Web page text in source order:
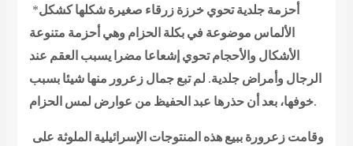
*أحزمة جلدية تحوي خرزة زرقاء صغيرة شكلها كشكل
الألماس موضوعة في بكلة الحزام وهي أحزمة متنوعة
الأشكال والأحجام تحوي إشعاعا مضرا يسبب العقم عند
الرجال وأمراض جلدية. لم تبع جمال زعرور منها شيئا بسبب
خوفها، بعد أن حذرها عبد الحفيظ من عوارض لمس الحزام.
وقامت زعرورة ببيع هذه المنتوجات الإسرائيلية الملوثة على